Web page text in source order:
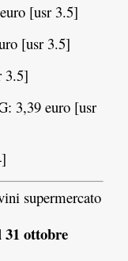
[usr 3.5]
[usr 3.5]
3.5]
3,39 euro [usr
ottobre